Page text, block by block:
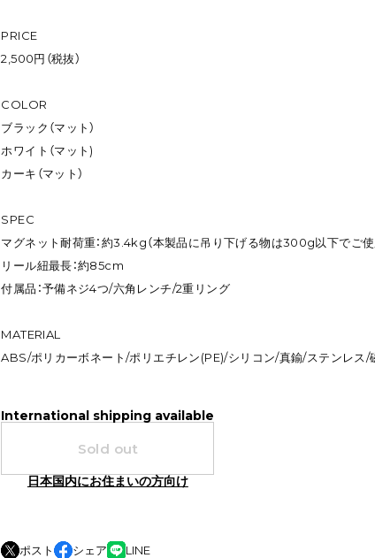
PRICE
2,500円（税抜）
COLOR
ブラック（マット）
ホワイト（マット)
カーキ（マット）
SPEC
マグネット耐荷重：約3.4kg（本製品に吊り下げる物は300g以下でご使
リール紐最長：約85cm
付属品：予備ネジ4つ/六角レンチ/2重リング
MATERIAL
ABS/ポリカーボネート/ポリエチレン(PE)/シリコン/真鍮/ステンレス/
International shipping available
Sold out
日本国内にお住まいの方向け
ポスト シェア LINE